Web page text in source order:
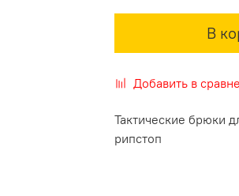
В
Добавить в
Тактические брюки
рипстоп